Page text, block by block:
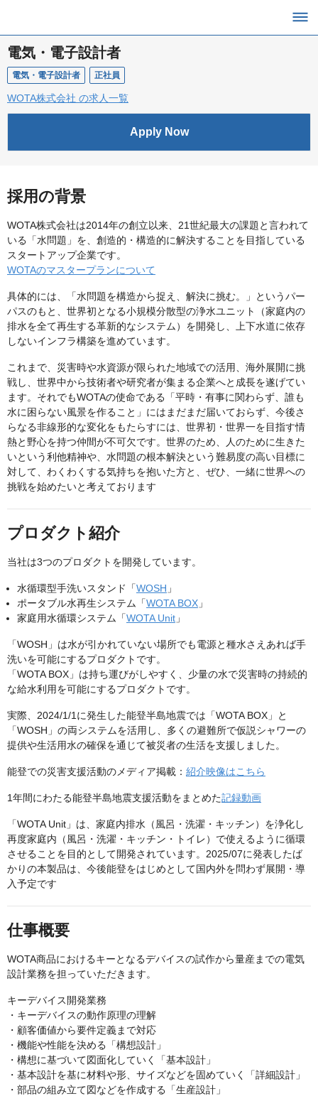
電気・電子設計者
電気・電子設計者 正社員
WOTA株式会社 の求人一覧
Apply Now
採用の背景
WOTA株式会社は2014年の創立以来、21世紀最大の課題と言われて
いる「水問題」を、創造的・構造的に解決することを目指している
スタートアップ企業です。
WOTAのマスタープランについて
具体的には、「水問題を構造から捉え、解決に挑む。」というパー
パスのもと、世界初となる小規模分散型の浄水ユニット（家庭内の
排水を全て再生する革新的なシステム）を開発し、上下水道に依存
しないインフラ構築を進めています。
これまで、災害時や水資源が限られた地域での活用、海外展開に挑
戦し、世界中から技術者や研究者が集まる企業へと成長を遂げてい
ます。それでもWOTAの使命である「平時・有事に関わらず、誰も
水に困らない風景を作ること」にはまだまだ届いておらず、今後さ
らなる非線形的な変化をもたらすには、世界初・世界一を目指す情
熱と野心を持つ仲間が不可欠です。世界のため、人のために生きた
いという利他精神や、水問題の根本解決という難易度の高い目標に
対して、わくわくする気持ちを抱いた方と、ぜひ、一緒に世界への
挑戦を始めたいと考えております
プロダクト紹介
当社は3つのプロダクトを開発しています。
水循環型手洗いスタンド「WOSH 」
ポータブル水再生システム「WOTA BOX 」
家庭用水循環システム「WOTA Unit 」
「WOSH」は水が引かれていない場所でも電源と種水さえあれば手
洗いを可能にするプロダクトです。
「WOTA BOX」は持ち運びがしやすく、少量の水で災害時の持続的
な給水利用を可能にするプロダクトです。
実際、2024/1/1に発生した能登半島地震では「WOTA BOX」と
「WOSH」の両システムを活用し、多くの避難所で仮説シャワーの
提供や生活用水の確保を通じて被災者の生活を支援しました。
能登での災害支援活動のメディア掲載： 紹介映像はこちら
1年間にわたる能登半島地震支援活動をまとめた記録動画
「WOTA Unit」は、家庭内排水（風呂・洗濯・キッチン）を浄化し
再度家庭内（風呂・洗濯・キッチン・トイレ）で使えるように循環
させることを目的として開発されています。2025/07に発表したば
かりの本製品は、今後能登をはじめとして国内外を問わず展開・導
入予定です
仕事概要
WOTA商品におけるキーとなるデバイスの試作から量産までの電気
設計業務を担っていただきます。
キーデバイス開発業務
・キーデバイスの動作原理の理解
・顧客価値から要件定義まで対応
・機能や性能を決める「構想設計」
・構想に基づいて図面化していく「基本設計」
・基本設計を基に材料や形、サイズなどを固めていく「詳細設計」
・部品の組み立て図などを作成する「生産設計」